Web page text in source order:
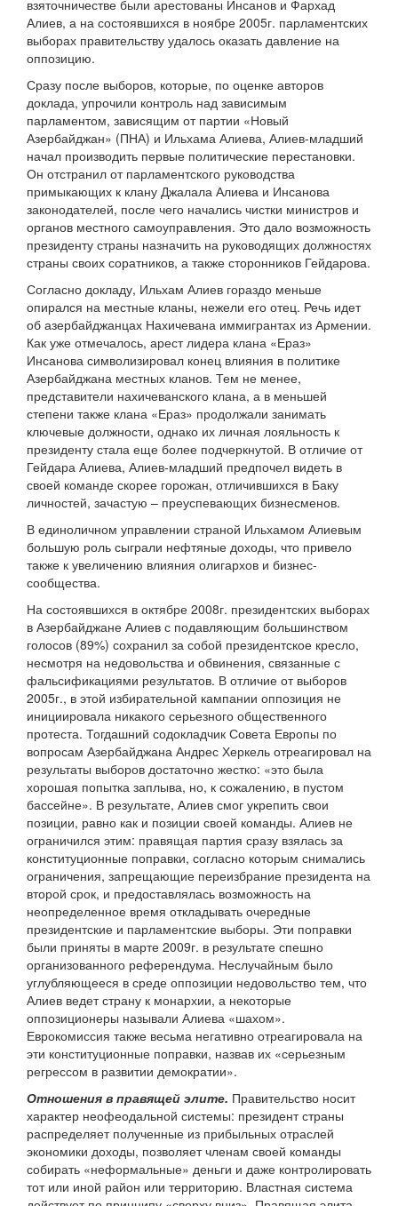
взяточничестве были арестованы Инсанов и Фархад
Алиев, а на состоявшихся в ноябре 2005г. парламентских
выборах правительству удалось оказать давление на
оппозицию.
Сразу после выборов, которые, по оценке авторов
доклада, упрочили контроль над зависимым
парламентом, зависящим от партии «Новый
Азербайджан» (ПНА) и Ильхама Алиева, Алиев-младший
начал производить первые политические перестановки.
Он отстранил от парламентского руководства
примыкающих к клану Джалала Алиева и Инсанова
законодателей, после чего начались чистки министров и
органов местного самоуправления. Это дало возможность
президенту страны назначить на руководящих должностях
страны своих соратников, а также сторонников Гейдарова.
Согласно докладу, Ильхам Алиев гораздо меньше
опирался на местные кланы, нежели его отец. Речь идет
об азербайджанцах Нахичевана иммигрантах из Армении.
Как уже отмечалось, арест лидера клана «Ераз»
Инсанова символизировал конец влияния в политике
Азербайджана местных кланов. Тем не менее,
представители нахичеванского клана, а в меньшей
степени также клана «Ераз» продолжали занимать
ключевые должности, однако их личная лояльность к
президенту стала еще более подчеркнутой. В отличие от
Гейдара Алиева, Алиев-младший предпочел видеть в
своей команде скорее горожан, отличившихся в Баку
личностей, зачастую – преуспевающих бизнесменов.
В единоличном управлении страной Ильхамом Алиевым
большую роль сыграли нефтяные доходы, что привело
также к увеличению влияния олигархов и бизнес-
сообщества.
На состоявшихся в октябре 2008г. президентских выборах
в Азербайджане Алиев с подавляющим большинством
голосов (89%) сохранил за собой президентское кресло,
несмотря на недовольства и обвинения, связанные с
фальсификациями результатов. В отличие от выборов
2005г., в этой избирательной кампании оппозиция не
инициировала никакого серьезного общественного
протеста. Тогдашний содокладчик Совета Европы по
вопросам Азербайджана Андрес Херкель отреагировал на
результаты выборов достаточно жестко: «это была
хорошая попытка заплыва, но, к сожалению, в пустом
бассейне». В результате, Алиев смог укрепить свои
позиции, равно как и позиции своей команды. Алиев не
ограничился этим: правящая партия сразу взялась за
конституционные поправки, согласно которым снимались
ограничения, запрещающие переизбрание президента на
второй срок, и предоставлялась возможность на
неопределенное время откладывать очередные
президентские и парламентские выборы. Эти поправки
были приняты в марте 2009г. в результате спешно
организованного референдума. Неслучайным было
углубляющееся в среде оппозиции недовольство тем, что
Алиев ведет страну к монархии, а некоторые
оппозиционеры называли Алиева «шахом».
Еврокомиссия также весьма негативно отреагировала на
эти конституционные поправки, назвав их «серьезным
регрессом в развитии демократии».
Отношения в правящей элите. Правительство носит
характер неофеодальной системы: президент страны
распределяет полученные из прибыльных отраслей
экономики доходы, позволяет членам своей команды
собирать «неформальные» деньги и даже контролировать
тот или иной район или территорию. Властная система